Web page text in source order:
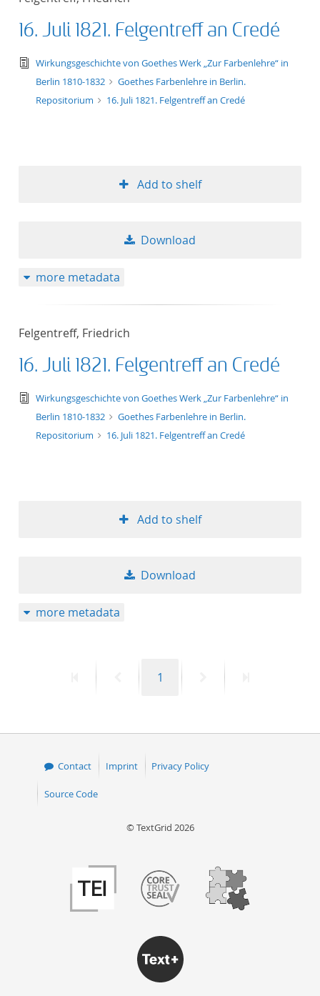
16. Juli 1821. Felgentreff an Credé
text/tg.edition+tg.aggregation+xml
Wirkungsgeschichte von Goethes Werk „Zur Farbenlehre“ in
Berlin 1810-1832
Goethes Farbenlehre in Berlin.
Repositorium
16. Juli 1821. Felgentreff an Credé
Add to shelf
Download
more metadata
Felgentreff, Friedrich
16. Juli 1821. Felgentreff an Credé
text/tg.edition+tg.aggregation+xml
Wirkungsgeschichte von Goethes Werk „Zur Farbenlehre“ in
Berlin 1810-1832
Goethes Farbenlehre in Berlin.
Repositorium
16. Juli 1821. Felgentreff an Credé
Add to shelf
Download
more metadata
PreviousPage
1
Contact Imprint Privacy Policy
Source Code
© TextGrid 2026